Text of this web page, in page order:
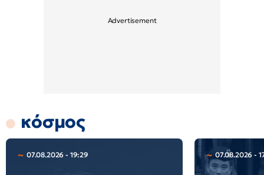
κόσμος
07.08.2026 - 19:29 07.08.2026 -